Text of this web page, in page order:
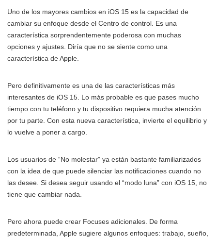
Uno de los mayores cambios en iOS 15 es la capacidad de
cambiar su enfoque desde el Centro de control. Es una
característica sorprendentemente poderosa con muchas
opciones y ajustes. Diría que no se siente como una
característica de Apple.
Pero definitivamente es una de las características más
interesantes de iOS 15. Lo más probable es que pases mucho
tiempo con tu teléfono y tu dispositivo requiera mucha atención
por tu parte. Con esta nueva característica, invierte el equilibrio y
lo vuelve a poner a cargo.
Los usuarios de “No molestar” ya están bastante familiarizados
con la idea de que puede silenciar las notificaciones cuando no
las desee. Si desea seguir usando el “modo luna” con iOS 15, no
tiene que cambiar nada.
Pero ahora puede crear Focuses adicionales. De forma
predeterminada, Apple sugiere algunos enfoques: trabajo, sueño,